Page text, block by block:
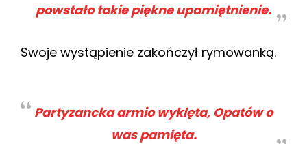
powstało takie piękne upamiętnienie.
Swoje wystąpienie zakończył rymowanką.
Partyzancka armio wyklęta, Opatów o
was pamięta.